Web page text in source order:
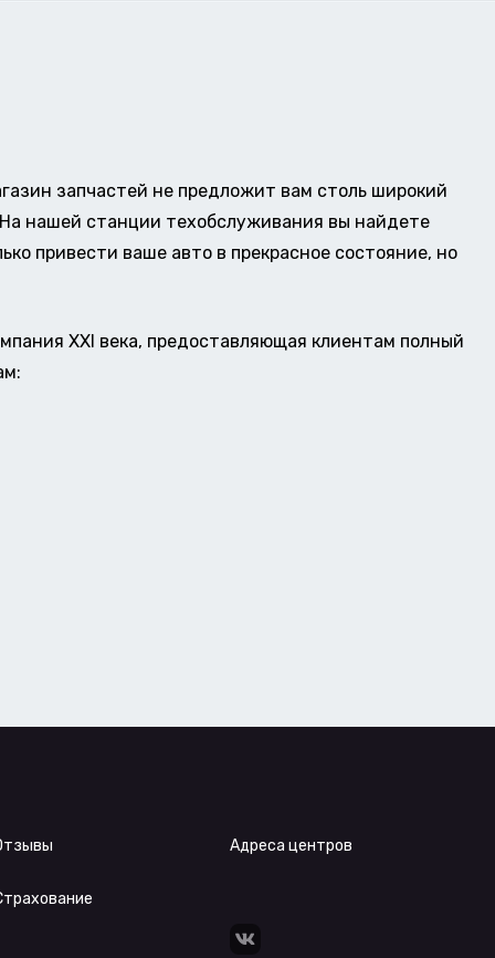
запчастей не предложит вам столь широкий
нашей станции техобслуживания вы найдете
привести ваше авто в прекрасное состояние, но
XXI века, предоставляющая клиентам полный
Адреса центров